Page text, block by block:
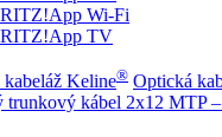
Wi-Fi
TV
kabeláž Keline® Optická
trunkový kábel 2x12 MTP